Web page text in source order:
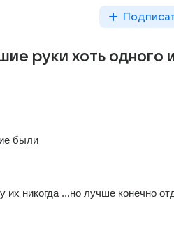
руки хоть одного
были
никогда ...но лучше конечно